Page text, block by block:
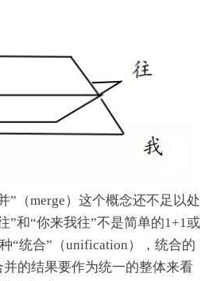
merge）这个概念还不足以处
”和“你来我往”不是简单的1+1或
“统合”（unification），统合的
的结果要作为统一的整体来看